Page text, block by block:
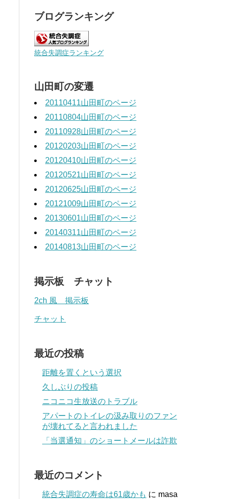
ブログランキング
統合失調症ランキング
山田町の変遷
20110411山田町のページ
20110804山田町のページ
20110928山田町のページ
20120203山田町のページ
20120410山田町のページ
20120521山田町のページ
20120625山田町のページ
20121009山田町のページ
20130601山田町のページ
20140311山田町のページ
20140813山田町のページ
掲示板 チャット
2ch 風 掲示板
チャット
最近の投稿
距離を置くという選択
久しぶりの投稿
ニコニコ生放送のトラブル
アパートのトイレの汲み取りのファン
が壊れてると言われました
「当選通知」のショートメールは詐欺
最近のコメント
統合失調症の寿命は61歳かも に masa